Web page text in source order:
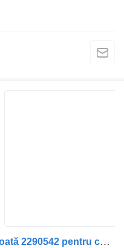
Butuc roata Scania butuc de roată 2290542 pentru cap tractor Scania R620